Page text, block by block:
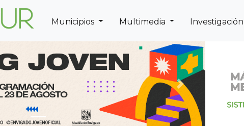
Municipios Multimedia Investigación
Next